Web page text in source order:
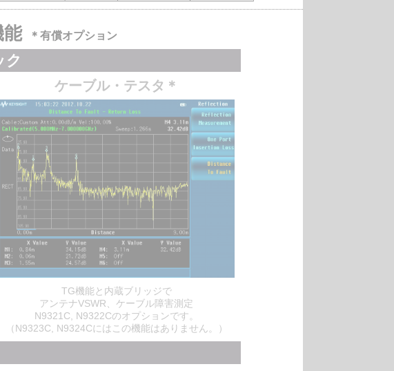
＊有償オプション
ク
ケーブル・テスタ＊
TG機能と内蔵ブリッジで
アンテナVSWR、ケーブル障害測定
N9321C, N9322Cのオプションです。
（N9323C, N9324Cにはこの機能はありません。）